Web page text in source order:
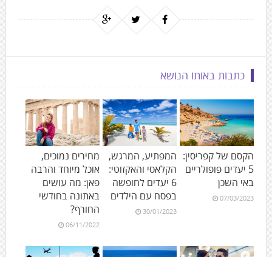
כתבות באותו הנושא
הקסם של קפריסין:
5 יעדים פופולריים
באי השכן
07/03/2023
המפתיע, המרגש,
הקלאסי והאקזוטי:
6 יעדים לחופשה
בפסח עם הילדים
30/01/2023
מחירים נמוכים,
אוכל מיוחד והרבה
פאן: מה עושים
באתונה בחודשי
החורף?
06/11/2022